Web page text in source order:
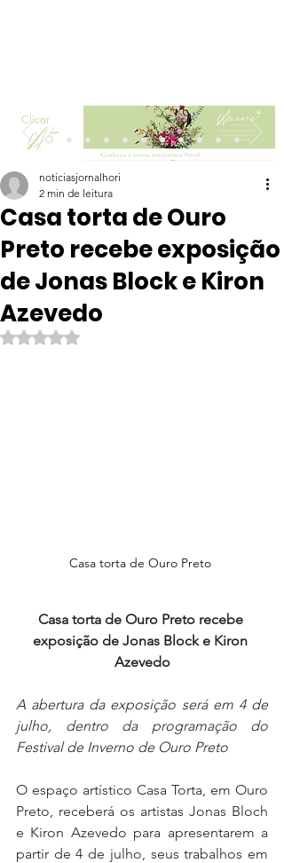
Clicar
Casa torta de Ouro
Preto recebe exposição
de Jonas Block e Kiron
Azevedo
noticiasjornalhori
2 min de leitura
Avaliado com NaN de 5 estrelas.
Casa torta de Ouro Preto
Casa torta de Ouro Preto recebe
exposição de Jonas Block e Kiron
Azevedo
A abertura da exposição será em 4 de
julho, dentro da programação do
Festival de Inverno de Ouro Preto
O espaço artístico Casa Torta, em Ouro
Preto, receberá os artistas Jonas Bloch
e Kiron Azevedo para apresentarem a
partir de 4 de julho, seus trabalhos em